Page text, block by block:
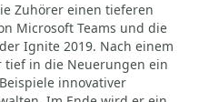
Zuhörer einen tieferen
Microsoft Teams und die
Ignite 2019. Nach einem
tief in die Neuerungen ein
innovativer